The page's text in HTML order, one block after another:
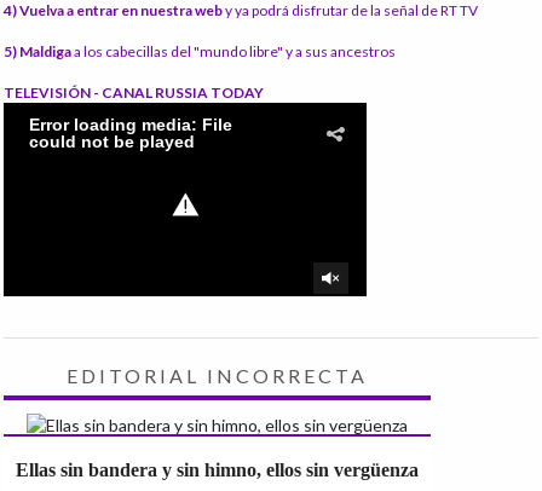
4) Vuelva a entrar en nuestra weby ya podrá disfrutar de la señal de RT TV
5) Maldigaa los cabecillas del "mundo libre" y a sus ancestros
TELEVISIÓN - CANAL RUSSIA TODAY
EDITORIAL INCORRECTA
Ellas sin bandera y sin himno, ellos sin vergüenza